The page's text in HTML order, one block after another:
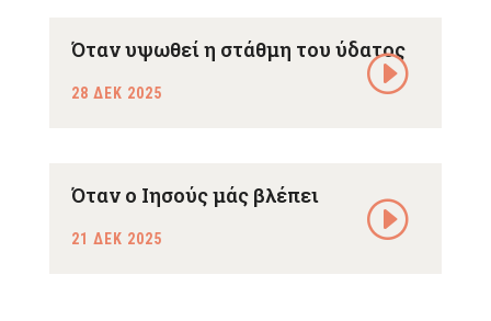
Όταν υψωθεί η στάθμη του ύδατος
28 ΔΕΚ 2025
Όταν ο Ιησούς μάς βλέπει
21 ΔΕΚ 2025